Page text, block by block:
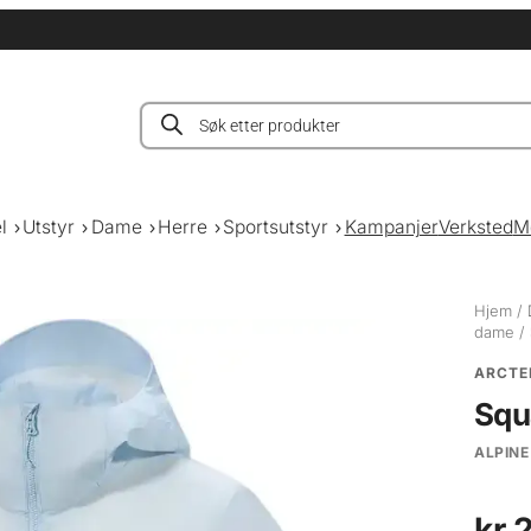
Products
search
Utstyr Dame Herre Sportsutstyr KampanjerVerksted
Hjem /
dame /